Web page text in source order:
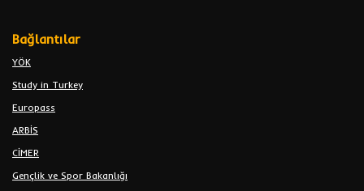
Bağlantılar
YÖK
Study in Turkey
Europass
ARBİS
CİMER
Gençlik ve Spor Bakanlığı